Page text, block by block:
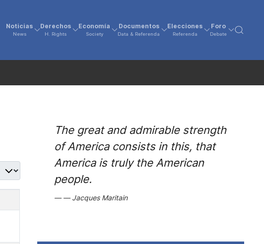
Noticias
News
Derechos
H. Rights
Economía
Society
Documentos
Data & Referenda
Elecciones
Referenda
Foro
Debate
The great and admirable strength
of America consists in this, that
America is truly the American
people.
Jacques Maritain